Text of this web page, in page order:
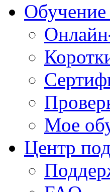
Обучение
Мое
Центр